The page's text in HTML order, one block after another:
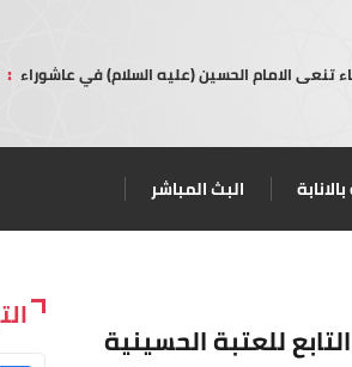
تنعى الامام الحسين (عليه السلام) في عاشوراء :
البث المباشر
للعتبة الحسينية